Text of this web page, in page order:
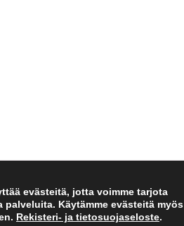
evästeitä, jotta voimme tarjota
palveluita. Käytämme evästeitä myös
Rekisteri- ja tietosuojaseloste.